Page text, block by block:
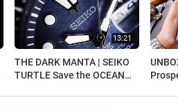
THE DARK MANTA | SEIKO
TURTLE Save the OCEAN